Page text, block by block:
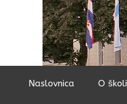
Naslovnica O školi